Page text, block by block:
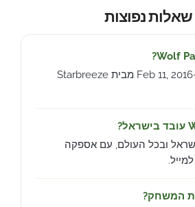
שאלות נפוצות
המשחק שוחרר ב-Feb 11, 2016 מבית Starbreeze
ובכל העולם, עם אספקה
המשחק?